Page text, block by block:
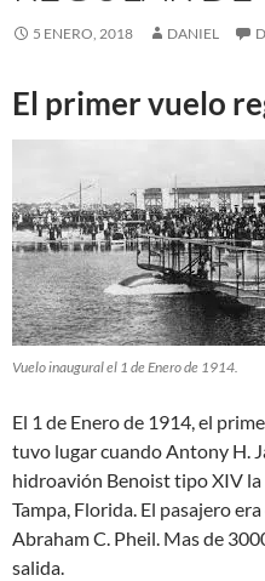
5 ENERO, 2018 DANIEL
El primer vuelo
Vuelo inaugural el 1 de Enero de 1914.
El 1 de Enero de 1914, el
tuvo lugar cuando Antony H.
hidroavión Benoist tipo XIV la
Tampa, Florida. El pasajero
Abraham C. Pheil. Mas de
salida.